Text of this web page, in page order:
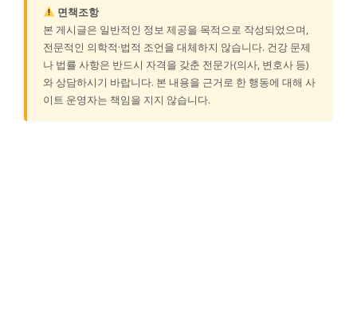
면책조항
본 게시글은 일반적인 정보 제공을 목적으로 작성되었으며,
전문적인 의학적·법적 조언을 대체하지 않습니다. 건강 문제
나 법률 사항은 반드시 자격을 갖춘 전문가(의사, 변호사 등)
와 상담하시기 바랍니다. 본 내용을 근거로 한 행동에 대해 사
이트 운영자는 책임을 지지 않습니다.